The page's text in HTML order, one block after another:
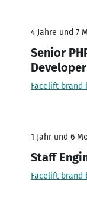
4 Jahre und 7
Senior
Developer
Facelift brand
1 Jahr und 6
Staff
Facelift brand